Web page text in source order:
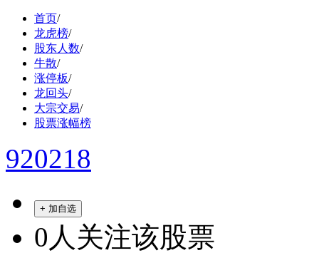
首页/
龙虎榜/
股东人数/
牛散/
涨停板/
龙回头/
大宗交易/
股票涨幅榜
920218
+ 加自选
0 人关注该股票